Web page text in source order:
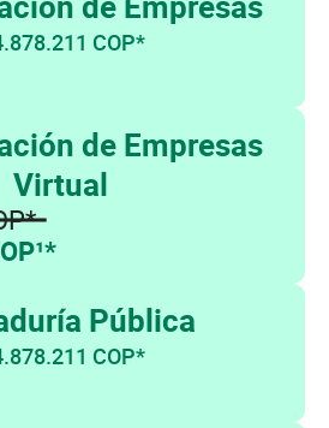
COP*
de Empresas
Virtual
Pública
COP*